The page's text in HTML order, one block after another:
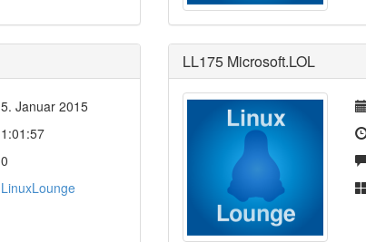
5. Januar 2015
1:01:57
0
LinuxLounge
LL175 Microsoft.LOL